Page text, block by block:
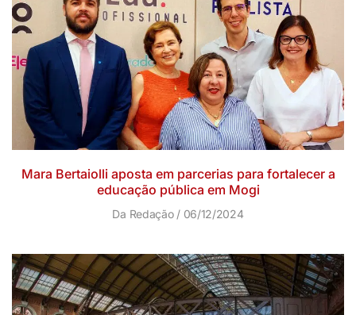
Mara Bertaiolli aposta em parcerias para fortalecer a
educação pública em Mogi
Da Redação 06/12/2024